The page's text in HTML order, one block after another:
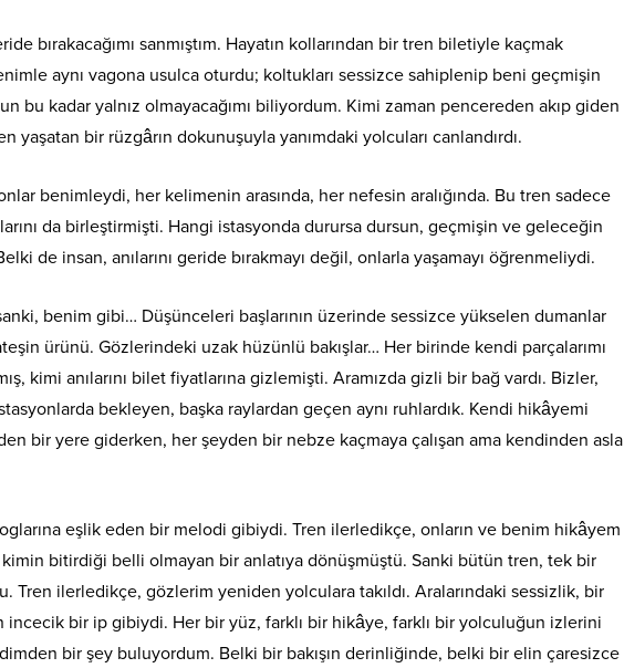
bırakacağımı sanmıştım. Hayatın kollarından bir tren biletiyle kaçmak
aynı vagona usulca oturdu; koltukları sessizce sahiplenip beni geçmişin
bu kadar yalnız olmayacağımı biliyordum. Kimi zaman pencereden akıp giden
yaşatan bir rüzgârın dokunuşuyla yanımdaki yolcuları canlandırdı.
benimleydi, her kelimenin arasında, her nefesin aralığında. Bu tren sadece
da birleştirmişti. Hangi istasyonda durursa dursun, geçmişin ve geleceğin
de insan, anılarını geride bırakmayı değil, onlarla yaşamayı öğrenmeliydi.
benim gibi… Düşünceleri başlarının üzerinde sessizce yükselen dumanlar
ürünü. Gözlerindeki uzak hüzünlü bakışlar… Her birinde kendi parçalarımı
kimi anılarını bilet fiyatlarına gizlemişti. Aramızda gizli bir bağ vardı. Bizler,
bekleyen, başka raylardan geçen aynı ruhlardık. Kendi hikâyemi
bir yere giderken, her şeyden bir nebze kaçmaya çalışan ama kendinden asla
eşlik eden bir melodi gibiydi. Tren ilerledikçe, onların ve benim hikâyem
bitirdiği belli olmayan bir anlatıya dönüşmüştü. Sanki bütün tren, tek bir
Tren ilerledikçe, gözlerim yeniden yolculara takıldı. Aralarındaki sessizlik, bir
incecik bir ip gibiydi. Her bir yüz, farklı bir hikâye, farklı bir yolculuğun izlerini
bir şey buluyordum. Belki bir bakışın derinliğinde, belki bir elin çaresizce